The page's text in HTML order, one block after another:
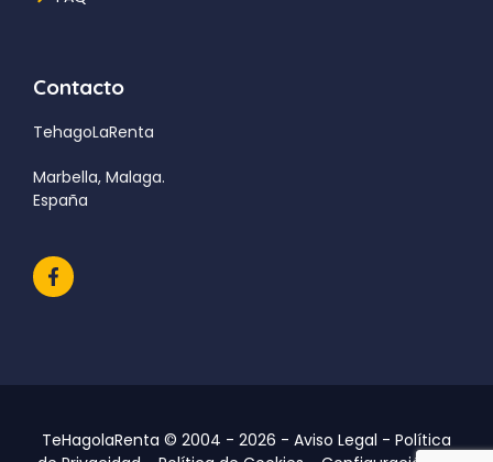
Contacto
TehagoLaRenta
Marbella, Malaga.
España
TeHagolaRenta © 2004 - 2026 - Aviso Legal - Política